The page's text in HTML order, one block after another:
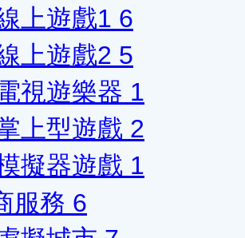
上遊戲1 6
上遊戲2 5
視遊樂器 1
上型遊戲 2
擬器遊戲 1
服務 6